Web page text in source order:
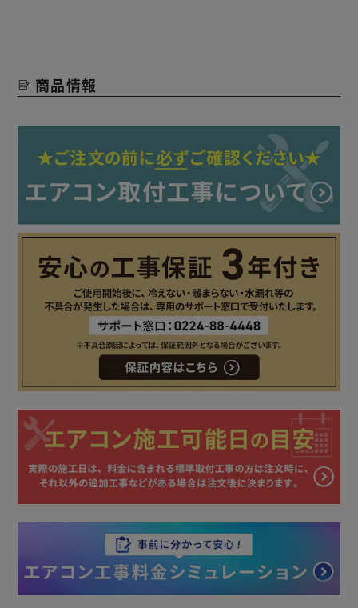
※お届けした商品の初期不良について
●商品受け取り時に箱や商品に凹み・キズ・破損が見受けら
●ドライバーが帰ったあとで商品受け取り時に箱や商品に凹
み・キズ・破損が見受けられた場合、すぐに配送会社にその
旨をご連絡ください。
●取り付け工事時、商品に凹み・キズ・破損が見受けられた
場合は、工事を中止していただくようお願いいたします。
【設置工事あり】
●設置場所や電源状態などの状態により、標準取付工事の適
応外になる場合もございます。
その際は、別途追加料金を頂戴して工事を行いますので、詳
細につきましてはご注文前に当店にご相談くださいますよう
お願いいたします。
●取付工事の際にお客様がお支払した別途追加料金につきま
しては、当店で負担することができかねております。
あらかじめご了承くださいますようお願いいたします。
商品情報